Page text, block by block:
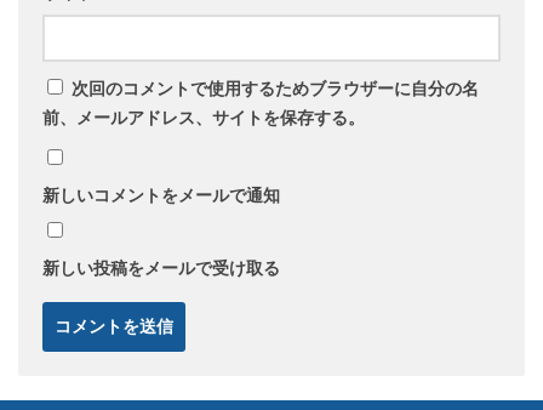
次回のコメントで使用するためブラウザーに自分の名
前、メールアドレス、サイトを保存する。
新しいコメントをメールで通知
新しい投稿をメールで受け取る